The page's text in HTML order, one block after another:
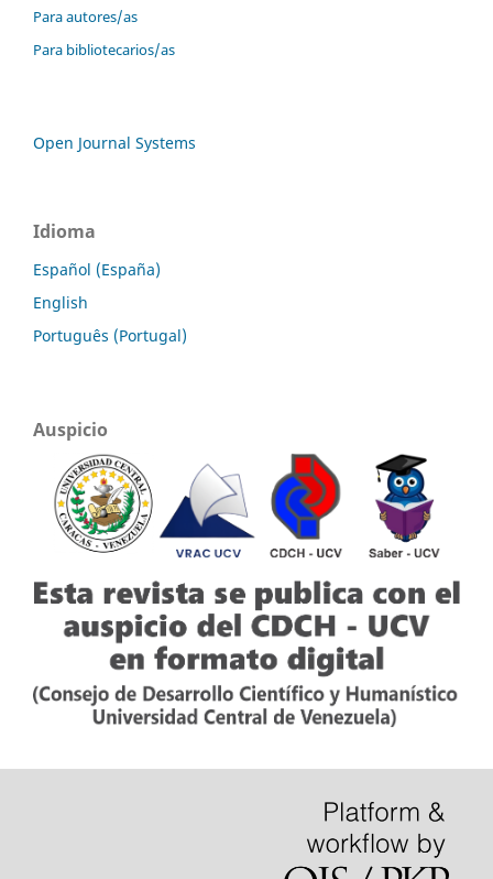
Para autores/as
Para bibliotecarios/as
Open Journal Systems
Idioma
Español (España)
English
Português (Portugal)
Auspicio